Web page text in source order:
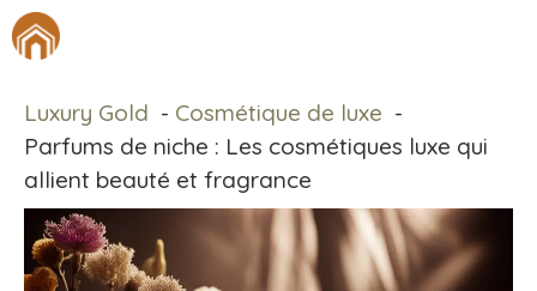
Aller
au
Luxury Gold
Cosmétique de luxe
Parfums de niche : Les cosmétiques luxe qui
allient beauté et fragrance